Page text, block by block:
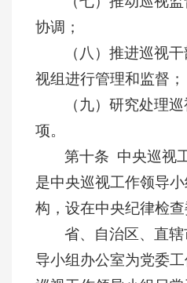
协调；
（八）推进巡视
视组进行管理和监督；
（九）研究处理
项。
第十条 中央巡视
是中央巡视工作领导
构，设在中央纪律检查
省、自治区、直
导小组办公室为党委